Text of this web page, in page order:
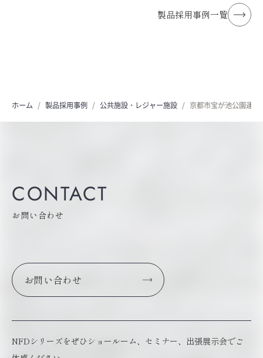
製品採用事例一覧
ホーム 製品採用事例 公共施設 ・ レジャー施設 京都市宝が池公園運動
CONTACT
お問い合わせ
お問い合わせ
NFDシリーズをぜひショールーム、セミナー、出張展示会でご